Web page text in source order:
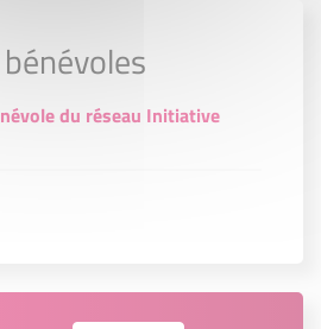
du réseau Initiative